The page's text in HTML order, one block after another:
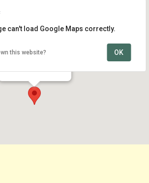
De Pier
can't load Google Maps correctly.
this website? OK